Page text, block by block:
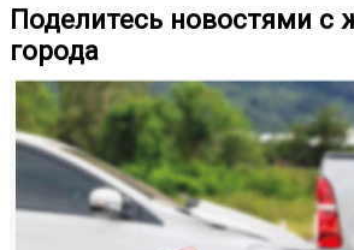
Поделитесь новостями с
города